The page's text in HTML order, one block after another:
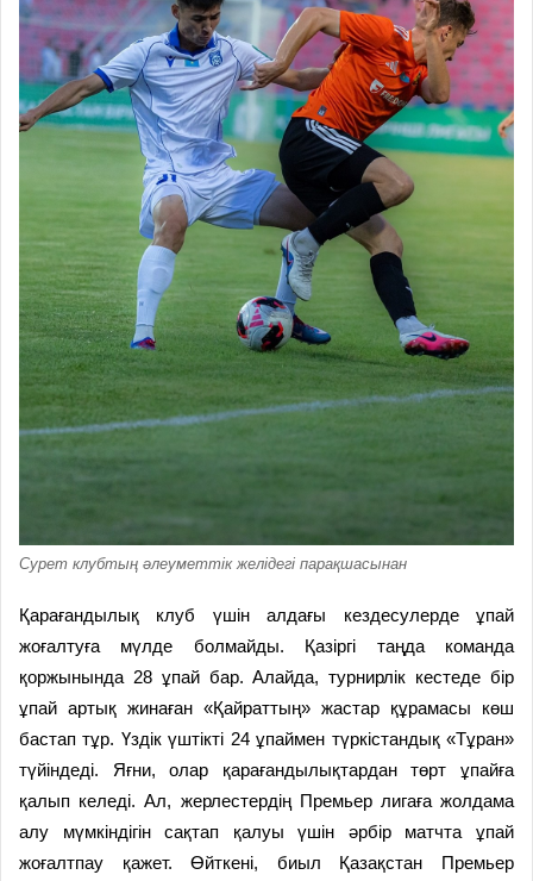
Сурет клубтың әлеуметтік желідегі парақшасынан
Қарағандылық клуб үшін алдағы кездесулерде ұпай
жоғалтуға мүлде болмайды. Қазіргі таңда команда
қоржынында 28 ұпай бар. Алайда, турнирлік кестеде бір
ұпай артық жинаған «Қайраттың» жастар құрамасы көш
бастап тұр. Үздік үштікті 24 ұпаймен түркістандық «Тұран»
түйіндеді. Яғни, олар қарағандылықтардан төрт ұпайға
қалып келеді. Ал, жерлес­тердің Премьер лигаға жолдама
алу мүмкіндігін сақтап қалуы үшін әрбір матчта ұпай
жоғалтпау қажет. Өйткені, биыл Қазақстан Премьер